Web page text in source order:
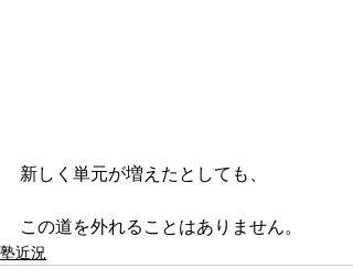
新しく単元が増えたとしても、
この道を外れることはありません。
塾近況